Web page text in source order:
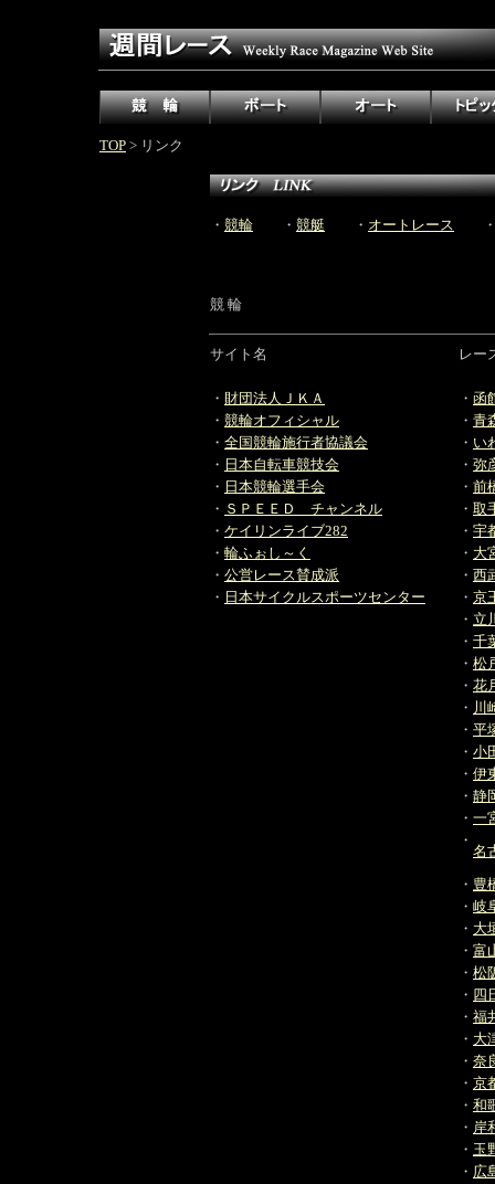
TOP > リンク
・ 競輪 ・ 競艇 ・ オートレース
競 輪
サイト名 レー
・ 財団法人ＪＫＡ ・ 函
・ 競輪オフィシャル ・ 青
・ 全国競輪施行者協議会 ・ い
・ 日本自転車競技会 ・ 弥
・ 日本競輪選手会 ・ 前
・ ＳＰＥＥＤ チャンネル ・ 取
・ ケイリンライブ282 ・ 宇
・ 輪ふぉし～く ・ 大
・ 公営レース賛成派 ・ 西
・ 日本サイクルスポーツセンター ・ 京
・ 立
・ 千
・ 松
・ 花
・ 川
・ 平
・ 小
・ 伊
・ 静
・ 一
・
名
・ 豊
・ 岐
・ 大
・ 富
・ 松
・ 四
・ 福
・ 大
・ 奈
・ 京
・ 和
・ 岸
・ 玉
・ 広